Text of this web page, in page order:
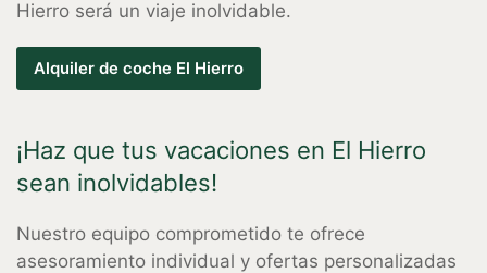
Hierro será un viaje inolvidable.
Alquiler de coche El Hierro
¡Haz que tus vacaciones en El Hierro
sean inolvidables!
Nuestro equipo comprometido te ofrece
asesoramiento individual y ofertas personalizadas